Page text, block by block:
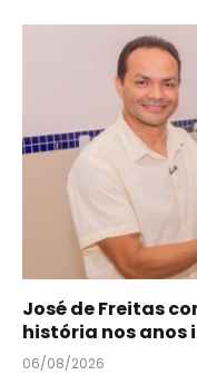
José de Freitas
história nos anos
06/08/2026